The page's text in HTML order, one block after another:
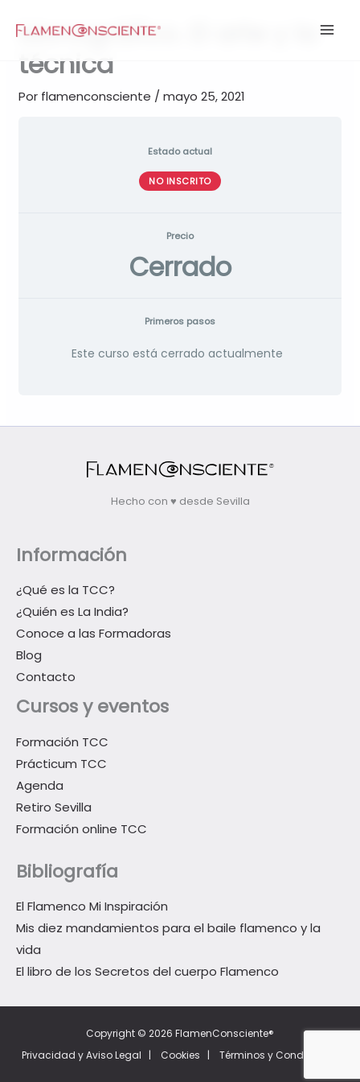
Monográfico. El arte y la
técnica
Por flamenconsciente /mayo 25, 2021
Estado actual
NO INSCRITO
Precio
Cerrado
Primeros pasos
Este curso está cerrado actualmente
Hecho con ♥ desde Sevilla
Información
¿Qué es la TCC?
¿Quién es La India?
Conoce a las Formadoras
Blog
Contacto
Cursos y eventos
Formación TCC
Prácticum TCC
Agenda
Retiro Sevilla
Formación online TCC
Bibliografía
El Flamenco Mi Inspiración
Mis diez mandamientos para el baile flamenco y la
vida
El libro de los Secretos del cuerpo Flamenco
Copyright © 2026 FlamenConsciente®
Privacidad y Aviso Legal | Cookies | Términos y Condiciones